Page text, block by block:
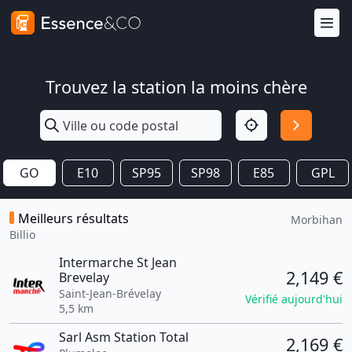
Trouvez la station la moins chère
GO E10 SP95 SP98 E85 GPL
Meilleurs résultats
Billio
Morbihan
Intermarche St Jean
Brevelay
Saint-Jean-Brévelay
5,5 km
2,149 €
Vérifié aujourd'hui
Sarl Asm Station Total 2,169 €